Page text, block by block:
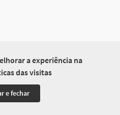
a experiência na
das visitas
e fechar